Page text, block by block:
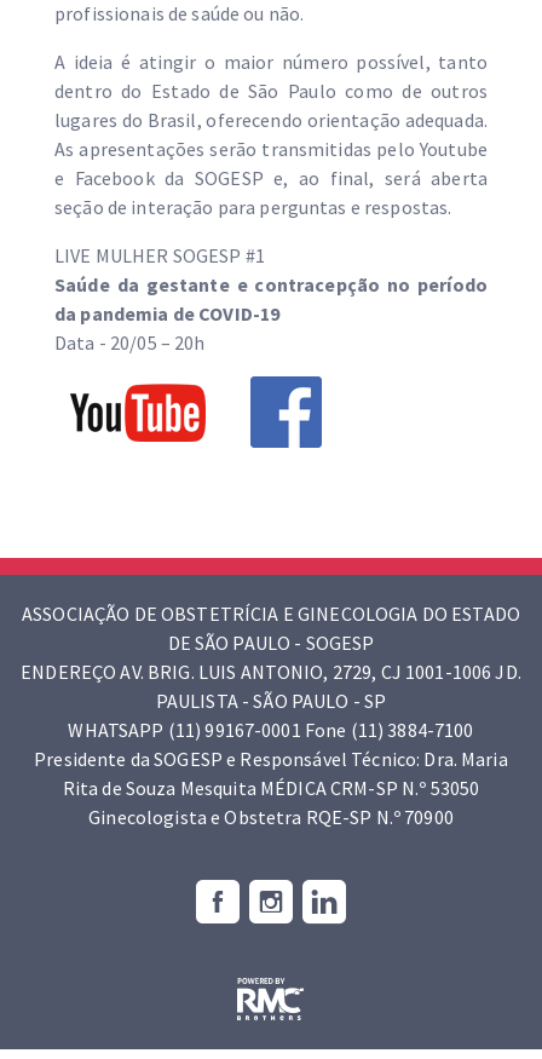
profissionais de saúde ou não.
A ideia é atingir o maior número possível, tanto
dentro do Estado de São Paulo como de outros
lugares do Brasil, oferecendo orientação adequada.
As apresentações serão transmitidas pelo Youtube
e Facebook da SOGESP e, ao final, será aberta
seção de interação para perguntas e respostas.
LIVE MULHER SOGESP #1
Saúde da gestante e contracepção no período
da pandemia de COVID-19
Data - 20/05 – 20h
ASSOCIAÇÃO DE OBSTETRÍCIA E GINECOLOGIA DO ESTADO
DE SÃO PAULO - SOGESP
ENDEREÇO AV. BRIG. LUIS ANTONIO, 2729, CJ 1001-1006 JD.
PAULISTA - SÃO PAULO - SP
WHATSAPP (11) 99167-0001 Fone (11) 3884-7100
Presidente da SOGESP e Responsável Técnico: Dra. Maria
Rita de Souza Mesquita MÉDICA CRM-SP N.º 53050
Ginecologista e Obstetra RQE-SP N.º 70900